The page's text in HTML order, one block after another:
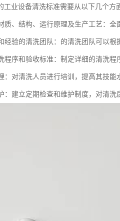
工业设备清洗标准需要从以下几个方
质、结构、运行原理及生产工艺：
经验的清洗团队：的清洗团队可以根
程序和验收标准：制定详细的清洗程
：对清洗人员进行培训，提高其技能
：建立定期检查和维护制度，对清